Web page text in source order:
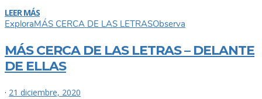
LEER MÁS
ExploraMÁS CERCA DE LAS LETRASObserva
MÁS CERCA DE LAS LETRAS – DELANTE
DE ELLAS
· 21 diciembre, 2020